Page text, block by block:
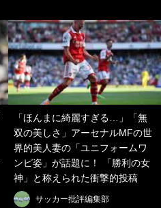
「ほんまに綺麗すぎる…」「無
双の美しさ」アーセナルMFの世
界的美人妻の「ユニフォームワ
ンピ姿」が話題に！ 「勝利の女
神」と称えられた衝撃的投稿
サッカー批評編集部